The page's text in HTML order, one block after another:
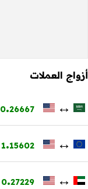
أزواج العملات
↔
0.26667
↔
1.15602
↔
0.27229